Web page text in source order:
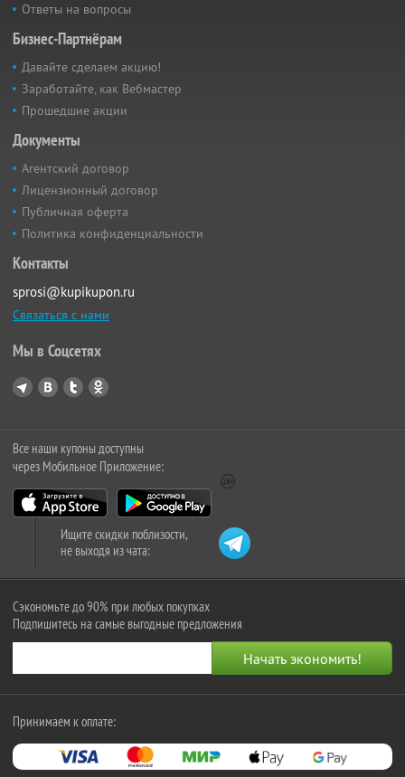
Ответы на вопросы
Бизнес-Партнёрам
Давайте сделаем акцию!
Заработайте, как Вебмастер
Прошедшие акции
Документы
Агентский договор
Лицензионный договор
Публичная оферта
Политика конфиденциальности
Контакты
sprosi@kupikupon.ru
Связаться с нами
Мы в Соцсетях
Все наши купоны доступны
через Мобильное Приложение:
Ищите скидки поблизости,
не выходя из чата:
Сэкономьте до 90% при любых покупках
Подпишитесь на самые выгодные предложения
Принимаем к оплате: